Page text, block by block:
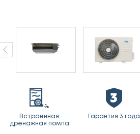
Встроенная
дренажная помпа
Гарантия 3 года